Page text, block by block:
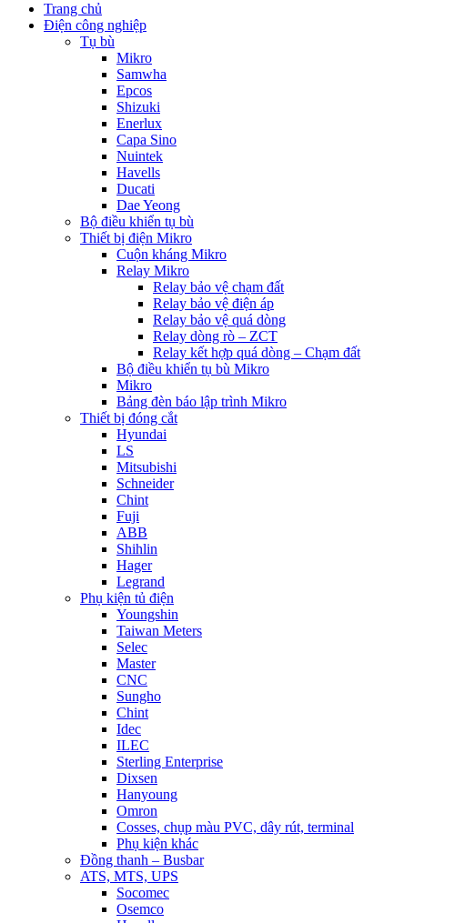
Trang chủ
Điện công nghiệp
Tụ bù
Mikro
Samwha
Epcos
Shizuki
Enerlux
Capa Sino
Nuintek
Havells
Ducati
Dae Yeong
Bộ điều khiển tụ bù
Thiết bị điện Mikro
Cuộn kháng Mikro
Relay Mikro
Relay bảo vệ chạm đất
Relay bảo vệ điện áp
Relay bảo vệ quá dòng
Relay dòng rò – ZCT
Relay kết hợp quá dòng – Chạm đất
Bộ điều khiển tụ bù Mikro
Mikro
Bảng đèn báo lập trình Mikro
Thiết bị đóng cắt
Hyundai
LS
Mitsubishi
Schneider
Chint
Fuji
ABB
Shihlin
Hager
Legrand
Phụ kiện tủ điện
Youngshin
Taiwan Meters
Selec
Master
CNC
Sungho
Chint
Idec
ILEC
Sterling Enterprise
Dixsen
Hanyoung
Omron
Cosses, chụp màu PVC, dây rút, terminal
Phụ kiện khác
Đồng thanh – Busbar
ATS, MTS, UPS
Socomec
Osemco